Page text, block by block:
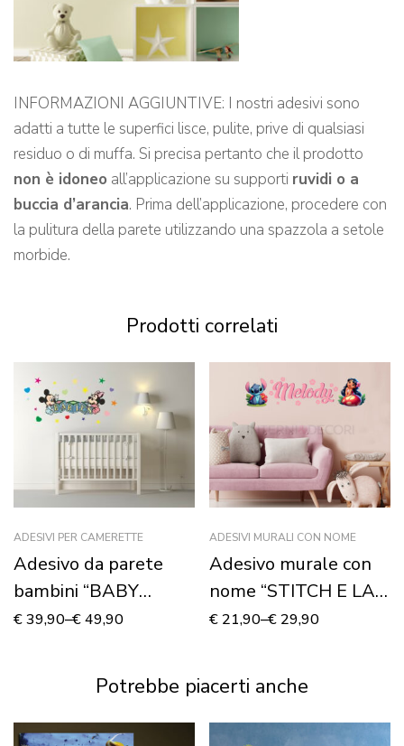
INFORMAZIONI AGGIUNTIVE: I nostri adesivi sono
adatti a tutte le superfici lisce, pulite, prive di qualsiasi
residuo o di muffa. Si precisa pertanto che il prodotto
non è idoneo all’applicazione su supporti ruvidi o a
buccia d’arancia. Prima dell’applicazione, procedere con
la pulitura della parete utilizzando una spazzola a setole
morbide.
Prodotti correlati
ADESIVI PER CAMERETTE
Adesivo da parete
bambini “BABY
TOPOLINO E MINNIE”
€39,90–€49,90
ADESIVI MURALI CON NOME
Adesivo murale con
nome “STITCH E LA
DOLCE LILO”
€ 21,90–€ 29,90
Potrebbe piacerti anche